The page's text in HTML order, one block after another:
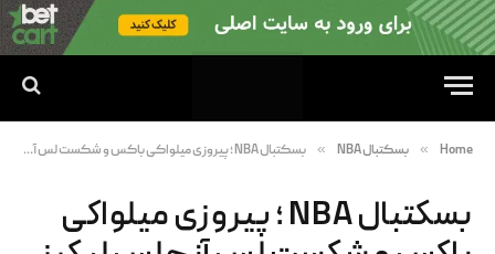
Home
» بسکتبال NBA » بسکتبال NBA ؛ پیروزی میلواکی باکس و شکست لس آنجلس لیکرز (۷ فوریه ۲۰۲۰)
بسکتبال NBA ؛ پیروزی میلواکی